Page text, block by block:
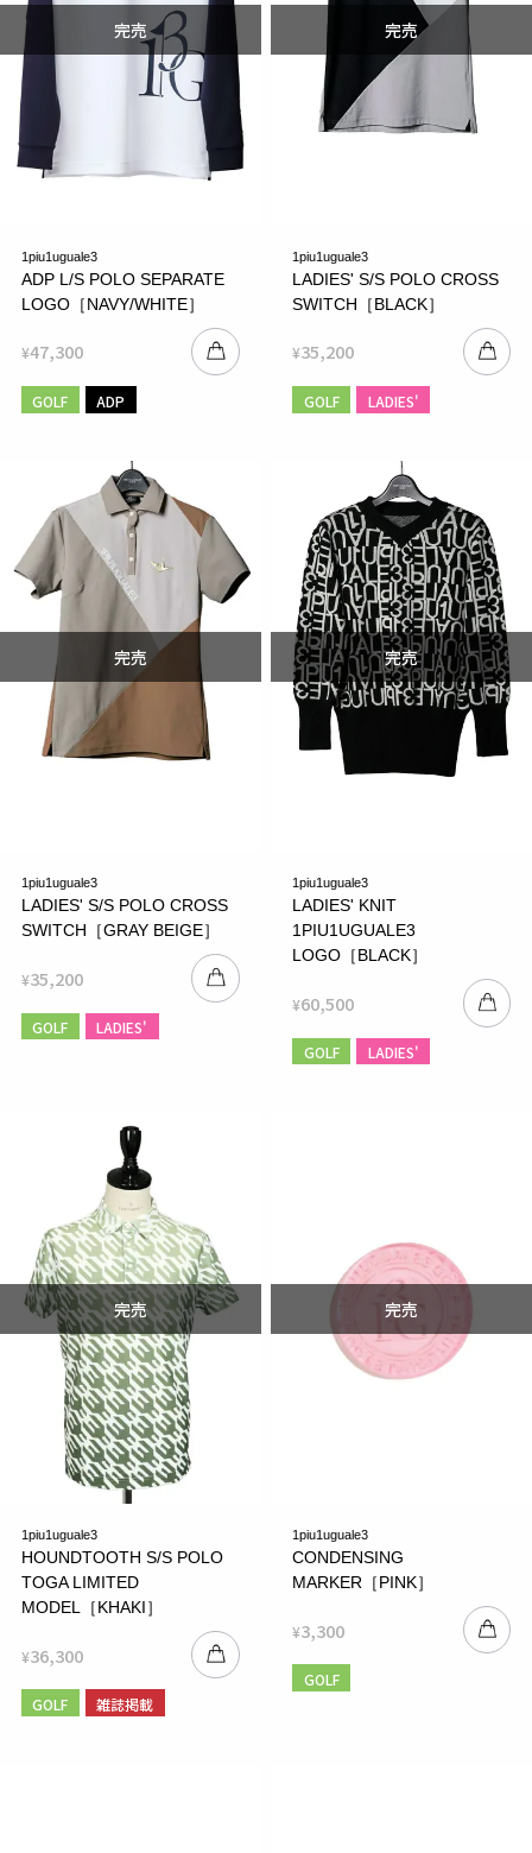
1piu1uguale3
ADP L/S POLO SEPARATE
LOGO［NAVY/WHITE］
¥47,300
GOLF ADP
1piu1uguale3
LADIES' S/S POLO CROSS
SWITCH［BLACK］
¥35,200
GOLF LADIES'
1piu1uguale3
LADIES' S/S POLO CROSS
SWITCH［GRAY BEIGE］
¥35,200
GOLF LADIES'
1piu1uguale3
LADIES' KNIT
1PIU1UGUALE3
LOGO［BLACK］
¥60,500
GOLF LADIES'
1piu1uguale3
HOUNDTOOTH S/S POLO
TOGA LIMITED
MODEL［KHAKI］
¥36,300
GOLF 雑誌掲載
1piu1uguale3
CONDENSING
MARKER［PINK］
¥3,300
GOLF